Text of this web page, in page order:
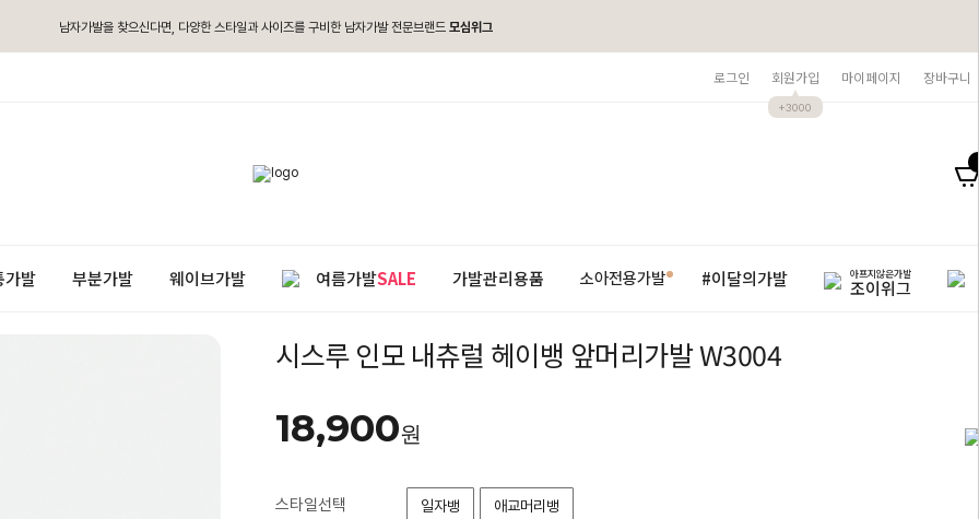
남자가발을 찾으신다면, 다양한 스타일과 사이즈를 구비한 남자가발 전문브랜드 모심위그
로그인 회원가입
+3000
마이페이지 장바구니
가발 부분가발 웨이브가발 여름가발SALE 가발관리용품 소아전용가발 #이달의가발 아프지않은가발
조이위그
시스루 인모 내츄럴 헤이뱅 앞머리가발 W3004
18,900원
스타일선택 일자뱅 애교머리뱅